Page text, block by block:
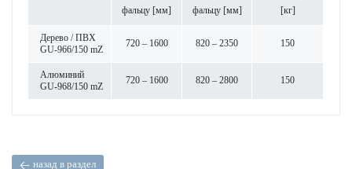
фальцу [мм]
фальцу [мм]
[кг]
Дерево / ПВХ
GU-966/150 mZ
720 – 1600 820 – 2350 150
Алюминий
GU-968/150 mZ
720 – 1600 820 – 2800 150
назад в раздел